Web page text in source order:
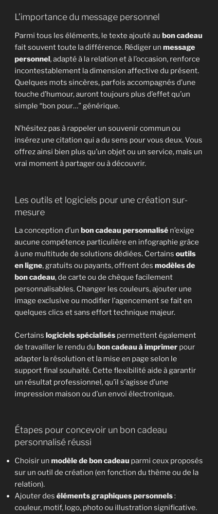
L’importance du message personnel
Parmi tous les éléments, le texte ajouté au bon cadeau
fait souvent toute la différence. Rédiger un message
personnel, adapté à la relation et à l’occasion, renforce
incontestablement la dimension affective du présent.
Quelques mots sincères, parfois accompagnés d’une
touche d’humour, auront toujours plus d’effet qu’un
simple “bon pour…” générique.
N’hésitez pas à rappeler un souvenir commun ou
insérez une citation qui a du sens pour vous deux. Vous
offrez ainsi bien plus qu’un objet ou un service, mais un
vrai moment à partager ou à découvrir.
Les outils et logiciels pour une création sur-
mesure
La conception d’un bon cadeau personnalisé n’exige
aucune compétence particulière en infographie grâce
à une multitude de solutions dédiées. Certains outils
en ligne, gratuits ou payants, offrent des modèles de
bon cadeau, de carte ou de chèque facilement
personnalisables. Changer les couleurs, ajouter une
image exclusive ou modifier l’agencement se fait en
quelques clics et sans effort technique majeur.
Certains logiciels spécialisés permettent également
de travailler le rendu du bon cadeau à imprimer pour
adapter la résolution et la mise en page selon le
support final souhaité. Cette flexibilité aide à garantir
un résultat professionnel, qu’il s’agisse d’une
impression maison ou d’un envoi électronique.
Étapes pour concevoir un bon cadeau
personnalisé réussi
Choisir un modèle de bon cadeau parmi ceux proposés
sur un outil de création (en fonction du thème ou de la
relation).
Ajouter des éléments graphiques personnels:
couleur, motif, logo, photo ou illustration significative.